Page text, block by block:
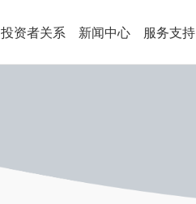
投资者关系 新闻中心 服务支持